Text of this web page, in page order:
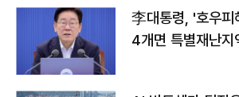
李대통령, '호우피
4개면 특별재난지